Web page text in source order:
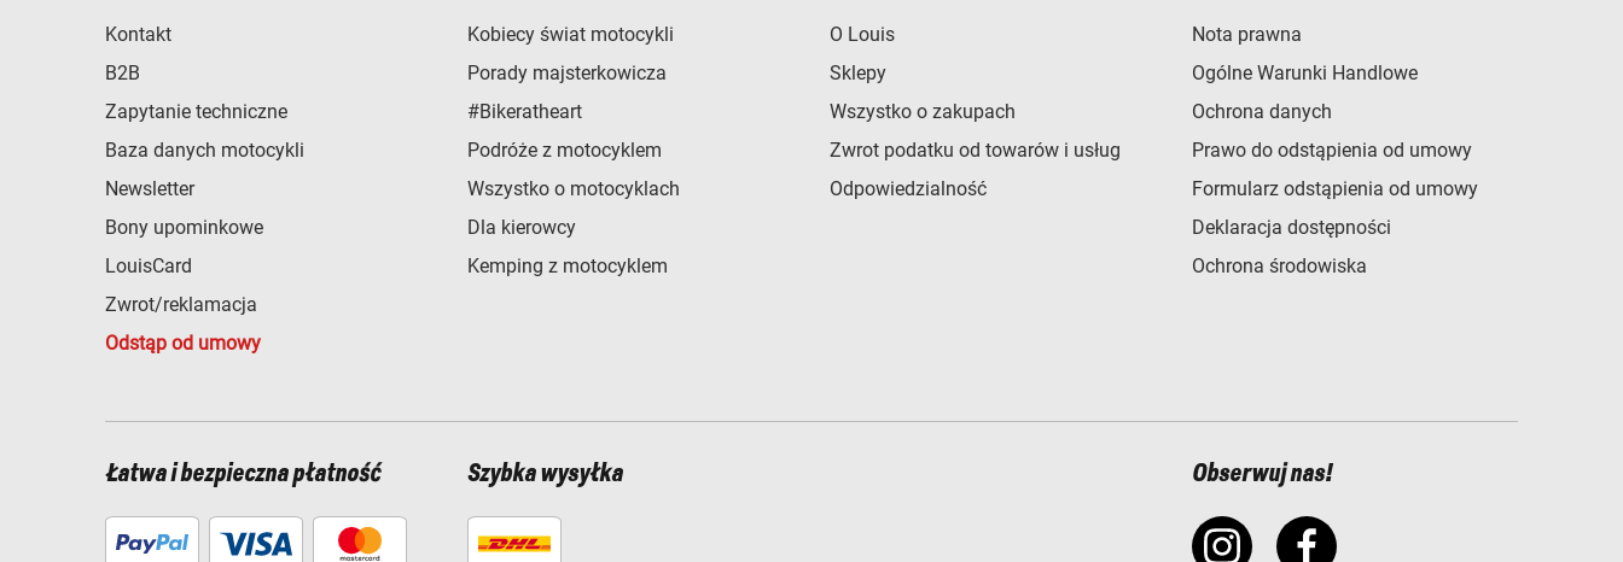
Kontakt
B2B
Zapytanie techniczne
Baza danych motocykli
Newsletter
Bony upominkowe
LouisCard
Zwrot/reklamacja
Odstąp od umowy
Kobiecy świat motocykli
Porady majsterkowicza
#Bikeratheart
Podróże z motocyklem
Wszystko o motocyklach
Dla kierowcy
Kemping z motocyklem
O Louis
Sklepy
Wszystko o zakupach
Zwrot podatku od towarów i usług
Odpowiedzialność
Nota prawna
Ogólne Warunki Handlowe
Ochrona danych
Prawo do odstąpienia od umowy
Formularz odstąpienia od umowy
Deklaracja dostępności
Ochrona środowiska
Łatwa i bezpieczna płatność Szybka wysyłka Obserwuj nas!